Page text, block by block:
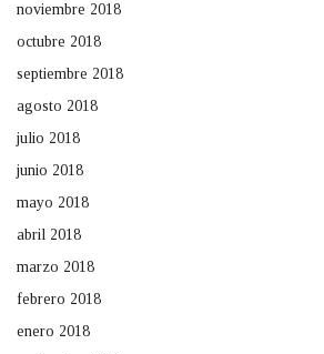
noviembre 2018
octubre 2018
septiembre 2018
agosto 2018
julio 2018
junio 2018
mayo 2018
abril 2018
marzo 2018
febrero 2018
enero 2018